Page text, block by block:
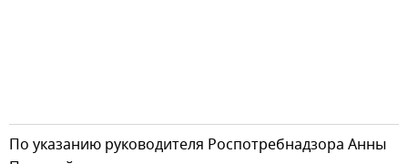
По указанию руководителя Роспотребнадзора Анны